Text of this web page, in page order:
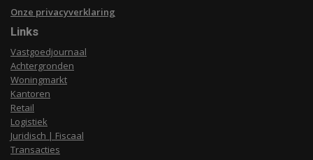
Onze privacyverklaring
Links
Vastgoedjournaal
Achtergronden
Woningmarkt
Kantoren
Retail
Logistiek
Juridisch | Fiscaal
Transacties